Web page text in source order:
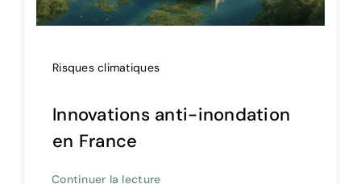
Risques climatiques
Innovations anti-inondation
en France
Continuer la lecture